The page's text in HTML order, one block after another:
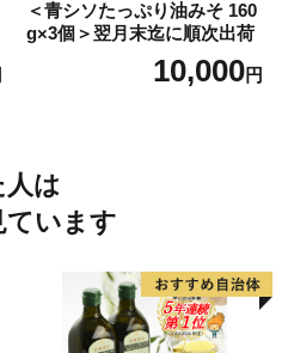
＜青シソたっぷり油みそ 160
g×3個＞翌月末迄に順次出荷
10,000円
人は
ています